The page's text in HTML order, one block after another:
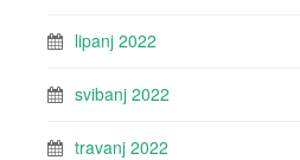
lipanj 2022
svibanj 2022
travanj 2022